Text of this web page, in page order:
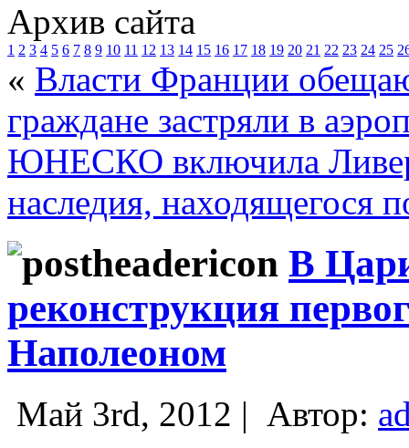
Архив сайта
1 2 3 4 5 6 7 8 9 10 11 12 13 14 15 16 17 18 19 20 21 22 23 24 25
« Власти Франции
граждане застряли в
ЮНЕСКО включила
наследия, находящегося
В
реконструкция
Наполеоном
Май 3rd, 2012 | Автор: